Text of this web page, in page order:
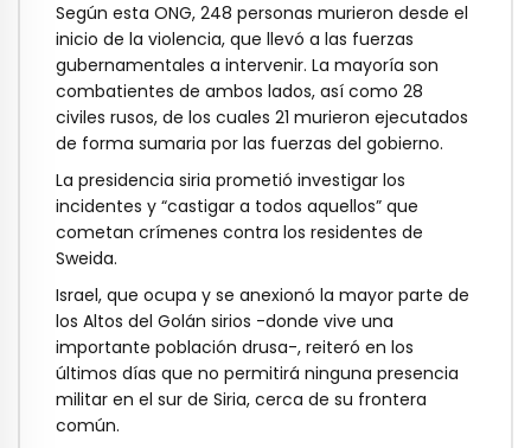
Según esta ONG, 248 personas murieron desde el
inicio de la violencia, que llevó a las fuerzas
gubernamentales a intervenir. La mayoría son
combatientes de ambos lados, así como 28
civiles rusos, de los cuales 21 murieron ejecutados
de forma sumaria por las fuerzas del gobierno.
La presidencia siria prometió investigar los
incidentes y “castigar a todos aquellos” que
cometan crímenes contra los residentes de
Sweida.
Israel, que ocupa y se anexionó la mayor parte de
los Altos del Golán sirios -donde vive una
importante población drusa-, reiteró en los
últimos días que no permitirá ninguna presencia
militar en el sur de Siria, cerca de su frontera
común.